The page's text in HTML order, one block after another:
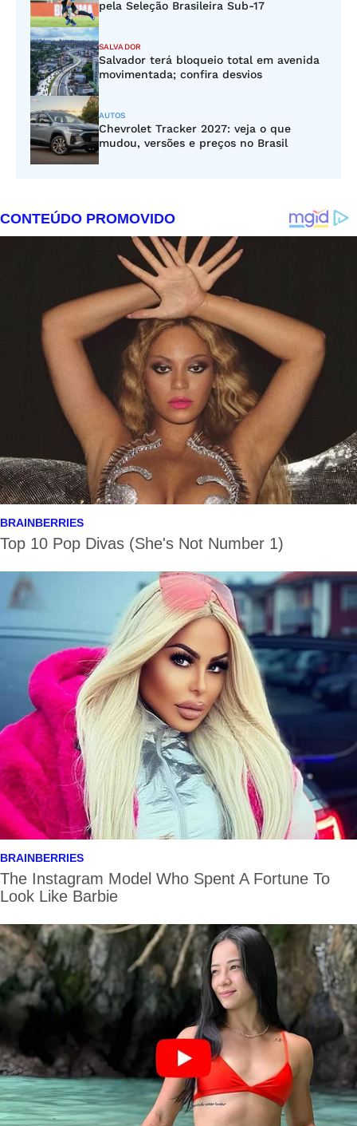
pela Seleção Brasileira Sub-17
SALVADOR
Salvador terá bloqueio total em avenida
movimentada; confira desvios
AUTOS
Chevrolet Tracker 2027: veja o que
mudou, versões e preços no Brasil